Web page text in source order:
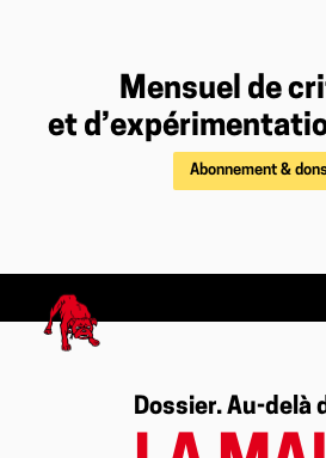
Mensuel de
et
Abonnement &
Dossier. Au-delà